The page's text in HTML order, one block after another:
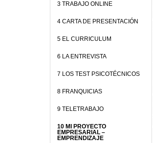
3 TRABAJO ONLINE
4 CARTA DE PRESENTACIÓN
5 EL CURRICULUM
6 LA ENTREVISTA
7 LOS TEST PSICOTÉCNICOS
8 FRANQUICIAS
9 TELETRABAJO
10 MI PROYECTO
EMPRESARIAL –
EMPRENDIZAJE